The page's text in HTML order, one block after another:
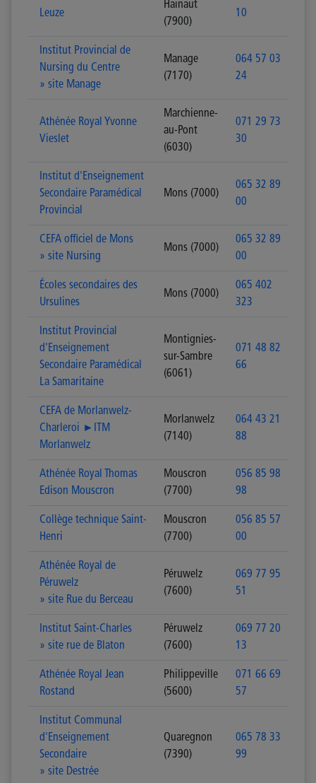
Leuze
Hainaut
(7900)
10
Institut Provincial de
Nursing du Centre
» site Manage
Manage
(7170)
064 57 03
24
Athénée Royal Yvonne
Vieslet
Marchienne-
au-Pont
(6030)
071 29 73
30
Institut d'Enseignement
Secondaire Paramédical
Provincial
Mons (7000)
065 32 89
00
CEFA officiel de Mons
» site Nursing
Mons (7000)
065 32 89
00
Écoles secondaires des
Ursulines
Mons (7000)
065 402
323
Institut Provincial
d'Enseignement
Secondaire Paramédical
La Samaritaine
Montignies-
sur-Sambre
(6061)
071 48 82
66
CEFA de Morlanwelz-
Charleroi ►ITM
Morlanwelz
Morlanwelz
(7140)
064 43 21
88
Athénée Royal Thomas
Edison Mouscron
Mouscron
(7700)
056 85 98
98
Collège technique Saint-
Henri
Mouscron
(7700)
056 85 57
00
Athénée Royal de
Péruwelz
» site Rue du Berceau
Péruwelz
(7600)
069 77 95
51
Institut Saint-Charles
» site rue de Blaton
Péruwelz
(7600)
069 77 20
13
Athénée Royal Jean
Rostand
Philippeville
(5600)
071 66 69
57
Institut Communal
d'Enseignement
Secondaire
» site Destrée
Quaregnon
(7390)
065 78 33
99